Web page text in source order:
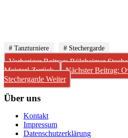
# Tanzturniere # Stechergarde
Vorheriger Beitrag: Rülzheimer
Meister!Zurück
Nächster Beitrag:
Stechergarde Weiter
Über uns
Kontakt
Impressum
Datenschutzerklärung